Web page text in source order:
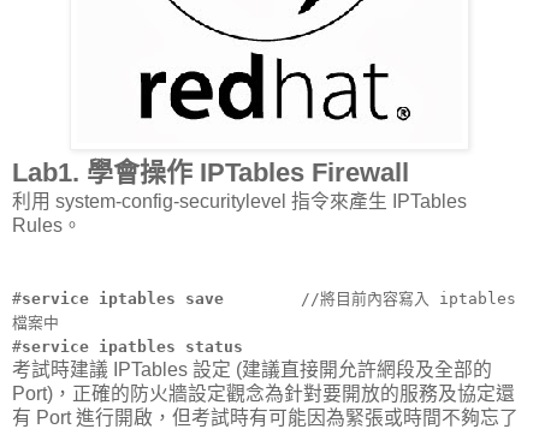
Lab1. 學會操作 IPTables Firewall
利用 system-config-securitylevel 指令來產生 IPTables
Rules。
#service iptables save //將目前內容寫入 iptables
檔案中
#service ipatbles status
考試時建議 IPTables 設定 (建議直接開允許網段及全部的
Port)，正確的防火牆設定觀念為針對要開放的服務及協定還
有 Port 進行開啟，但考試時有可能因為緊張或時間不夠忘了